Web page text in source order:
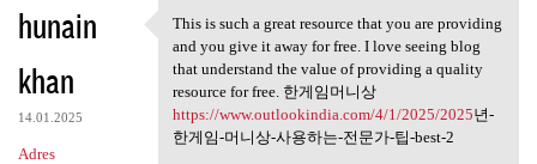
a
r
z
e
hunain
khan
14.01.2025
Adres
This is such a great resource
This is such a great resource that you are providing
and you give it away for free. I love seeing blog
that understand the value of providing a quality
resource for free. 한게임머니상
https://www.outlookindia.com/4/1/2025/2025년-
한게임-머니상-사용하는-전문가-팁-best-2